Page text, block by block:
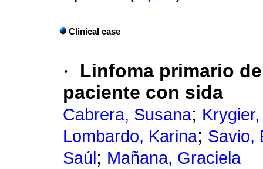
Clinical case
·
Linfoma primario
paciente con sida
Cabrera, Susana;
Lombardo, Karina; Savio,
Saúl ; Mañana, Graciela